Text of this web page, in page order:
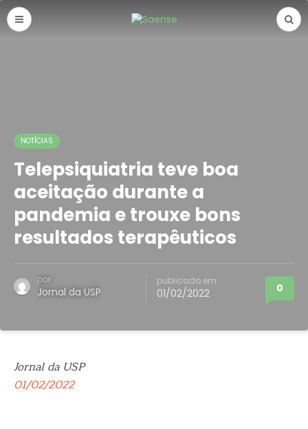
NOTÍCIAS
Telepsiquiatria teve boa
aceitação durante a
pandemia e trouxe bons
resultados terapêuticos
por
Jornal da USP
publicado em
01/02/2022 0
Jornal da USP
01/02/2022